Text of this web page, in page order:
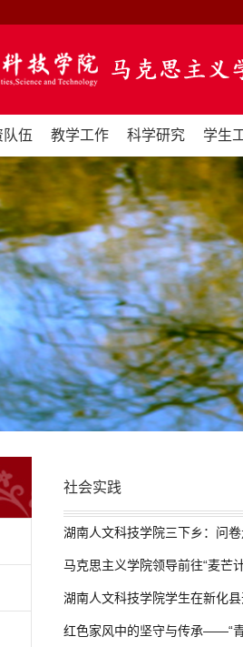
队伍 教学工作 科学研究 学生
社会实践
湖南人文科技学院三下乡：问
马克思主义学院领导前往“麦芒
湖南人文科技学院学生在新化县
红色家风中的坚守与传承——“